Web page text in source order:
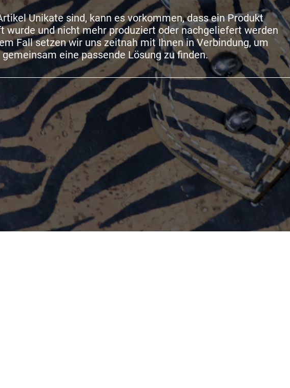
Unikate sind, kann es vorkommen, dass ein Produkt
wurde und nicht mehr produziert oder nachgeliefert werden
Fall setzen wir uns zeitnah mit Ihnen in Verbindung, um
gemeinsam eine passende Lösung zu finden.